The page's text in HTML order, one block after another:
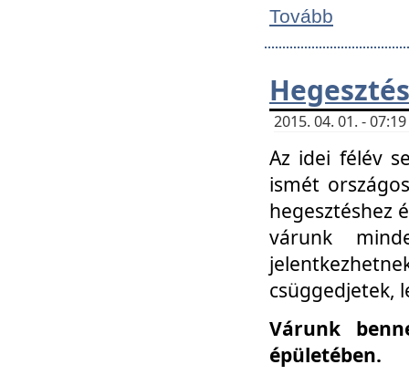
Tovább
2015. 04. 01. -
Az idei félév
ismét
hegesztéshez
várunk
csüggedjetek,
Várunk
épületében.